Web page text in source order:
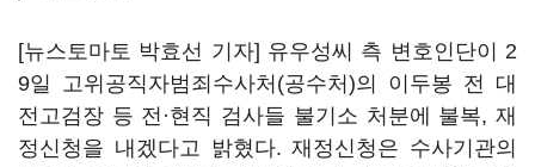
[뉴스토마토 박효선 기자] 유우성씨 측 변호인단이 2
9일 고위공직자범죄수사처(공수처)의 이두봉 전 대
전고검장 등 전·현직 검사들 불기소 처분에 불복, 재
정신청을 내겠다고 밝혔다. 재정신청은 수사기관의